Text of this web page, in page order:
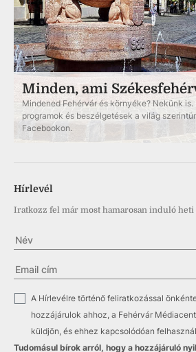
Minden, ami
Mindened Fehérvár és környéke? Nekünk is.
programok és beszélgetések a világ
Facebookon.
Hírlevél
Iratkozz fel már most hamarosan induló
✓
A Hírlevélre történő feliratkozással
hozzájárulok ahhoz, a Fehérvár
küldjön, és ehhez kapcsolódóan
Tudomásul bírok arról, hogy a hozzájáruló